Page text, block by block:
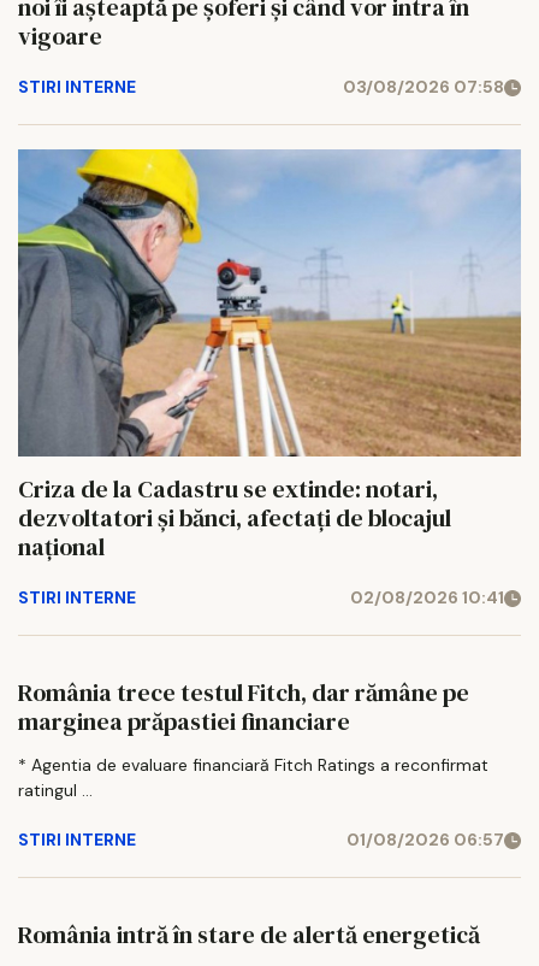
noi îi așteaptă pe șoferi și când vor intra în
vigoare
STIRI INTERNE 03/08/2026 07:58
Criza de la Cadastru se extinde: notari,
dezvoltatori și bănci, afectați de blocajul
național
STIRI INTERNE 02/08/2026 10:41
România trece testul Fitch, dar rămâne pe
marginea prăpastiei financiare
* Agentia de evaluare financiară Fitch Ratings a reconfirmat
ratingul ...
STIRI INTERNE 01/08/2026 06:57
România intră în stare de alertă energetică